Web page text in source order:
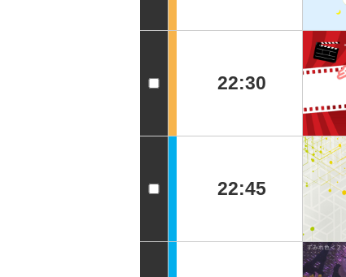
22:30
22:45